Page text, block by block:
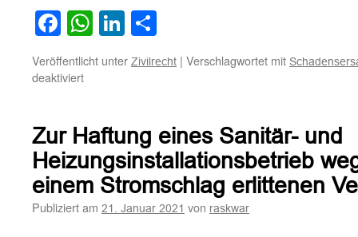
Facebook
WhatsApp
LinkedIn
Veröffentlicht unter Zivilrecht | Verschlagwortet mit
deaktiviertfür
des
Bestellers
gegenüber
dem
Werkunternehmer
für
Zur Haftung eines Sanitär- und
Heizungsinstallationsbetrieb
einem Stromschlag erlittenen
Publiziert am 21. Januar 2021 von raskwar